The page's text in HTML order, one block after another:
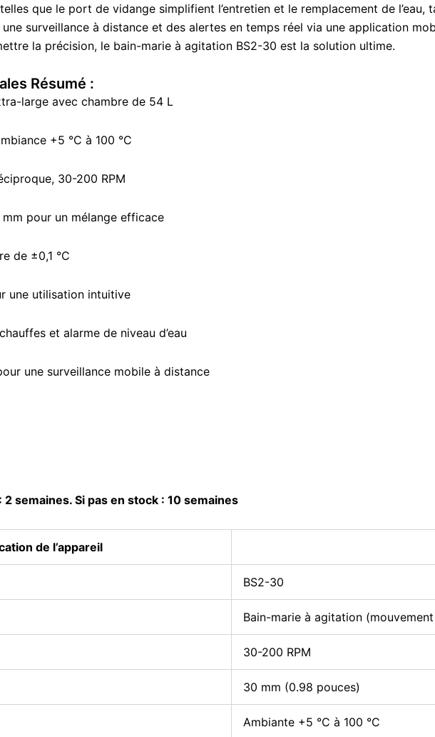
que le port de vidange simplifient l’entretien et le remplacement de l’eau,
surveillance à distance et des alertes en temps réel via une application
la précision, le bain-marie à agitation BS2-30 est la solution ultime.
Résumé :
large avec chambre de 54 L
+5 °C à 100 °C
30-200 RPM
pour un mélange efficace
de ±0,1 °C
une utilisation intuitive
et alarme de niveau d’eau
une surveillance mobile à distance
semaines. Si pas en stock : 10 semaines
de l’appareil
BS2-30
Bain-marie à agitation
30-200 RPM
30 mm (0.98 pouces)
Ambiante +5 °C à 100 °C